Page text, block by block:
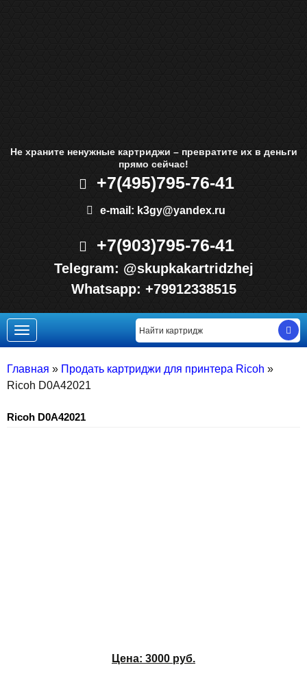
Не храните ненужные картриджи – превратите их в деньги
прямо сейчас!
+7(495)795-76-41
e-mail: k3gy@yandex.ru
+7(903)795-76-41
Telegram: @skupkakartridzhej
Whatsapp: +79912338515
Toggle
navigation
Главная » Продать картриджи для принтера Ricoh »
Ricoh D0A42021
Ricoh D0A42021
Цена: 3000 руб.